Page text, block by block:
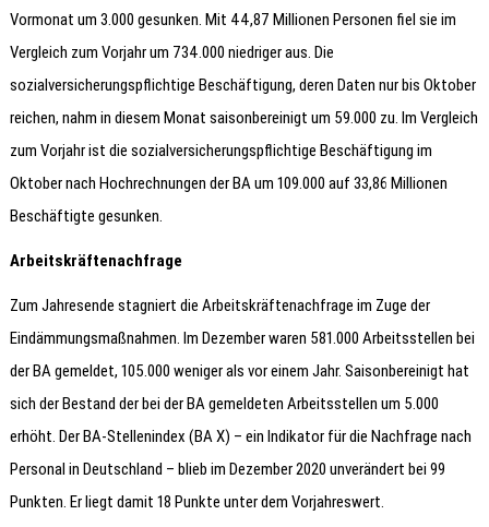
Vormonat um 3.000 gesunken. Mit 44,87 Millionen Personen fiel sie im
Vergleich zum Vorjahr um 734.000 niedriger aus. Die
sozialversicherungspflichtige Beschäftigung, deren Daten nur bis Oktober
reichen, nahm in diesem Monat saisonbereinigt um 59.000 zu. Im Vergleich
zum Vorjahr ist die sozialversicherungspflichtige Beschäftigung im
Oktober nach Hochrechnungen der BA um 109.000 auf 33,86 Millionen
Beschäftigte gesunken.
Arbeitskräftenachfrage
Zum Jahresende stagniert die Arbeitskräftenachfrage im Zuge der
Eindämmungsmaßnahmen. Im Dezember waren 581.000 Arbeitsstellen bei
der BA gemeldet, 105.000 weniger als vor einem Jahr. Saisonbereinigt hat
sich der Bestand der bei der BA gemeldeten Arbeitsstellen um 5.000
erhöht. Der BA-Stellenindex (BA X) – ein Indikator für die Nachfrage nach
Personal in Deutschland – blieb im Dezember 2020 unverändert bei 99
Punkten. Er liegt damit 18 Punkte unter dem Vorjahreswert.